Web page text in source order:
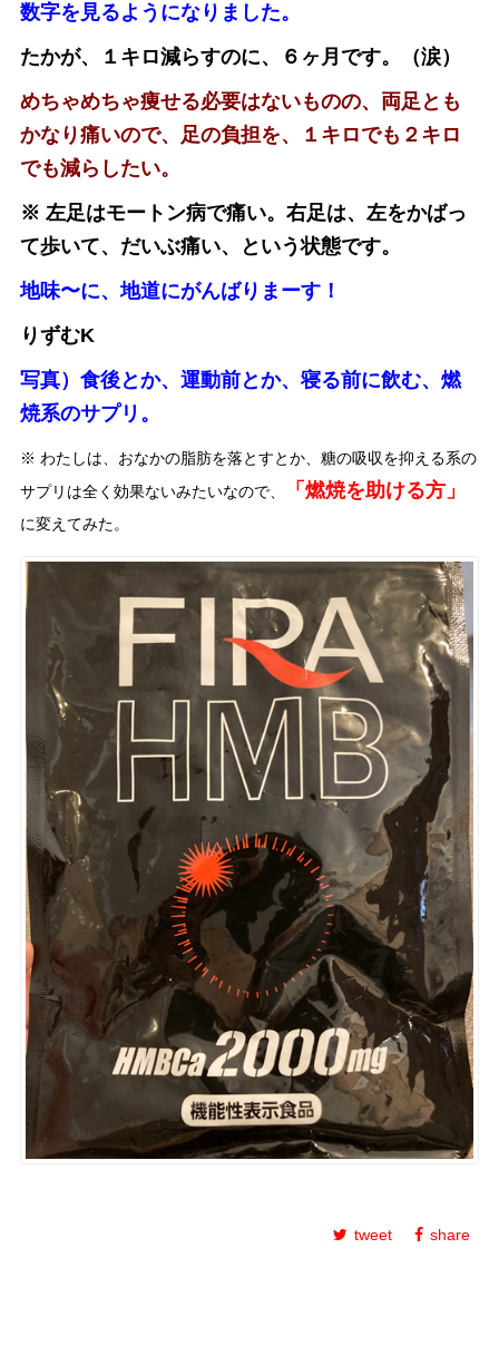
数字を見るようになりました。
たかが、１キロ減らすのに、６ヶ月です。（涙）
めちゃめちゃ痩せる必要はないものの、両足とも
かなり痛いので、足の負担を、１キロでも２キロ
でも減らしたい。
※ 左足はモートン病で痛い。右足は、左をかばっ
て歩いて、だいぶ痛い、という状態です。
地味〜に、地道にがんばりまーす！
りずむK
写真）食後とか、運動前とか、寝る前に飲む、燃
焼系のサプリ。
※ わたしは、おなかの脂肪を落とすとか、糖の吸収を抑える系の
サプリは全く効果ないみたいなので、
「燃焼を助ける方」
に変えてみた。
tweet share